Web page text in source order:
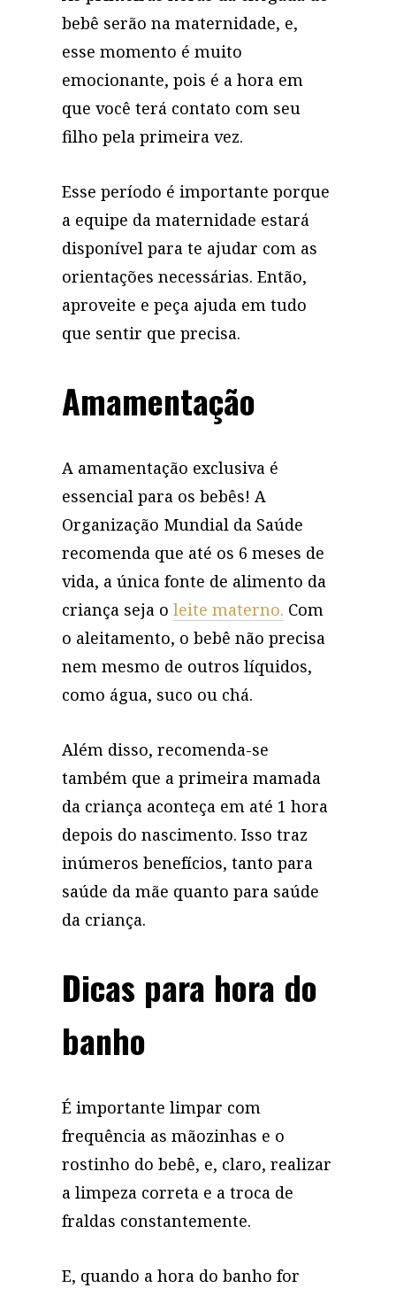
bebê serão na maternidade, e,
esse momento é muito
emocionante, pois é a hora em
que você terá contato com seu
filho pela primeira vez.
Esse período é importante porque
a equipe da maternidade estará
disponível para te ajudar com as
orientações necessárias. Então,
aproveite e peça ajuda em tudo
que sentir que precisa.
Amamentação
A amamentação exclusiva é
essencial para os bebês! A
Organização Mundial da Saúde
recomenda que até os 6 meses de
vida, a única fonte de alimento da
criança seja o leite materno. Com
o aleitamento, o bebê não precisa
nem mesmo de outros líquidos,
como água, suco ou chá.
Além disso, recomenda-se
também que a primeira mamada
da criança aconteça em até 1 hora
depois do nascimento. Isso traz
inúmeros benefícios, tanto para
saúde da mãe quanto para saúde
da criança.
Dicas para hora do
banho
É importante limpar com
frequência as mãozinhas e o
rostinho do bebê, e, claro, realizar
a limpeza correta e a troca de
fraldas constantemente.
E, quando a hora do banho for